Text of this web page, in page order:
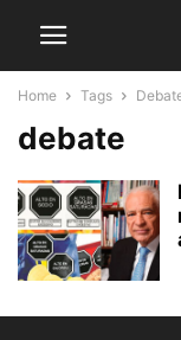
Home Tags
debate